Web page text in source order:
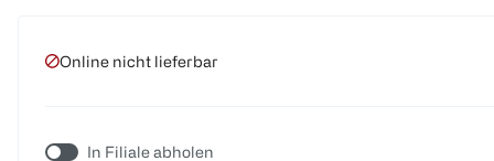
Online nicht lieferbar
In Filiale abholen